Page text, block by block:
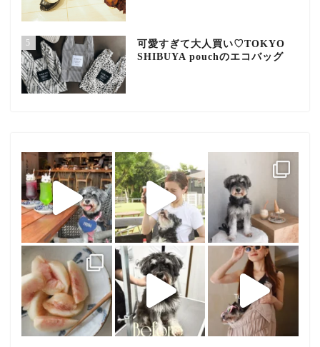
5
可愛すぎて大人買い♡TOKYO
SHIBUYA pouchのエコバッグ